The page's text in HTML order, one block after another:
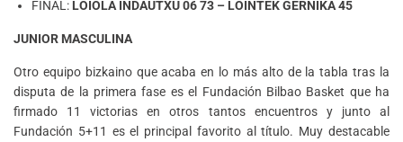
FINAL: LOIOLA INDAUTXU 06 73 – LOINTEK GERNIKA 45
JUNIOR MASCULINA
Otro equipo bizkaino que acaba en lo más alto de la tabla tras la
disputa de la primera fase es el Fundación Bilbao Basket que ha
firmado 11 victorias en otros tantos encuentros y junto al
Fundación 5+11 es el principal favorito al título. Muy destacable